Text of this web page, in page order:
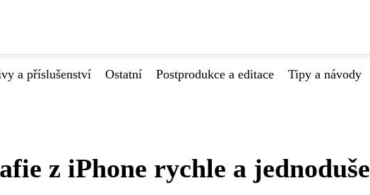
a příslušenství Ostatní Postprodukce a editace Tipy a návody
z iPhone rychle a jednoduše